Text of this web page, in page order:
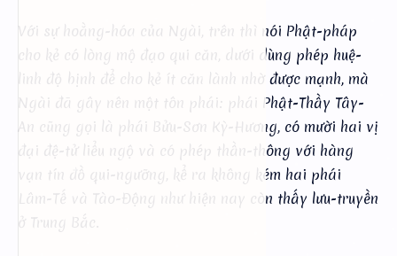
Với sự hoằng-hóa của Ngài, trên thì nói Phật-pháp
cho kẻ có lòng mộ đạo qui căn, dưới dùng phép huệ-
linh độ bịnh để cho kẻ ít căn lành nhờ được mạnh, mà
Ngài đã gây nên một tôn phái: phái Phật-Thầy Tây-
An cũng gọi là phái Bửu-Sơn Kỳ-Hương, có mười hai vị
đại đệ-tử liểu ngộ và có phép thần-thông với hàng
vạn tín đồ qui-ngưỡng, kể ra không kém hai phái
Lâm-Tế và Tào-Động như hiện nay còn thấy lưu-truyền
ở Trung Bắc.